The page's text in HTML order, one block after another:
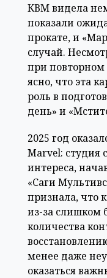
КВМ видела
показали
прокате, и
случай.
при повторном
ясно, что эта
роль в
день» и
2025 год
Marvel: студия
интереса,
«Саги
признала, что
из-за слишком
количества
менее даже
оказаться